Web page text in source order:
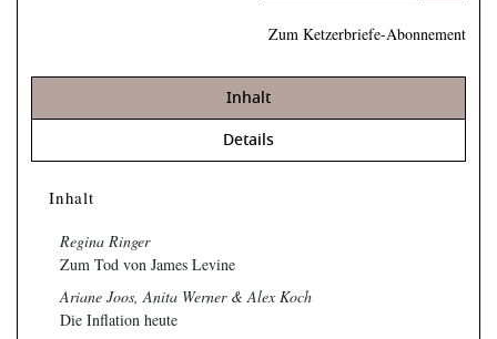
Zum Ketzerbriefe-Abonnement
Inhalt
Details
Inhalt
Regina Ringer
Zum Tod von James Levine
Ariane Joos, Anita Werner & Alex Koch
Die Inflation heute